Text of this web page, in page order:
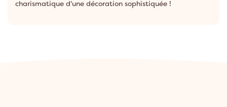
charismatique d'une décoration sophistiquée !